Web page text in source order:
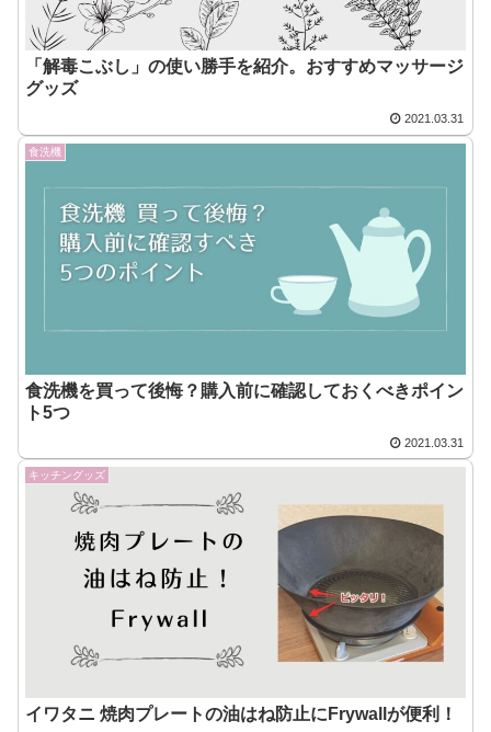
「解毒こぶし」の使い勝手を紹介。おすすめマッサージ
グッズ
2021.03.31
食洗機
食洗機を買って後悔？購入前に確認しておくべきポイン
ト5つ
2021.03.31
キッチングッズ
イワタニ 焼肉プレートの油はね防止にFrywallが便利！